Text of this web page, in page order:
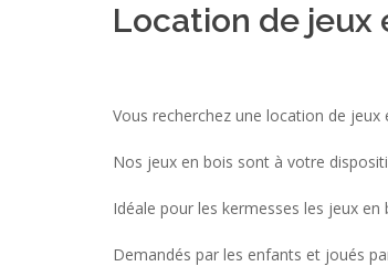
Location de jeux
Vous recherchez une location de
Nos jeux en bois sont à votre
Idéale pour les kermesses les jeux
Demandés par les enfants et joués